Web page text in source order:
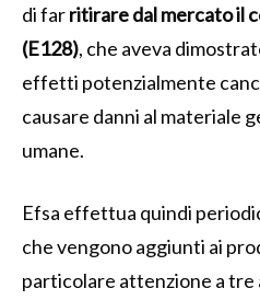
di farritirare dal mercato il
(E128), che aveva
effetti potenzialmente
causare danni al materiale
umane.
Efsa effettua quindi
che vengono aggiunti ai
particolare attenzione a tre